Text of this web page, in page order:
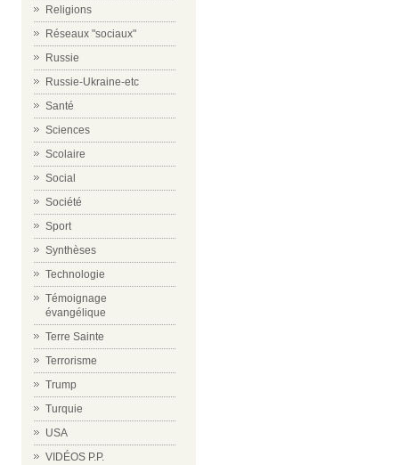
Religions
Réseaux "sociaux"
Russie
Russie-Ukraine-etc
Santé
Sciences
Scolaire
Social
Société
Sport
Synthèses
Technologie
Témoignage
évangélique
Terre Sainte
Terrorisme
Trump
Turquie
USA
VIDÉOS P.P.